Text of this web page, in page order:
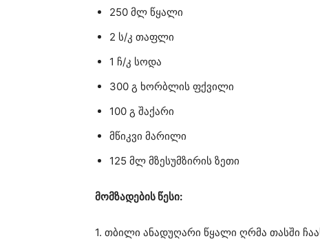
250 მლ წყალი
2 ს/კ თაფლი
1 ჩ/კ სოდა
300 გ ხორბლის ფქვილი
100 გ შაქარი
მწიკვი მარილი
125 მლ მზესუმზირის ზეთი
მომზადების წესი:
1. თბილი ანადუღარი წყალი ღრმა თასში